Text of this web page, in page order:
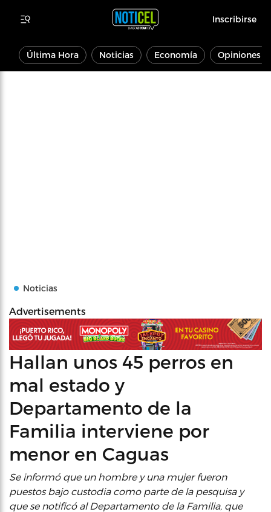
Inscribirse
Última Hora Noticias Economía Opiniones
Noticias
Advertisements
Hallan unos 45 perros en
mal estado y
Departamento de la
Familia interviene por
menor en Caguas
Se informó que un hombre y una mujer fueron
puestos bajo custodia como parte de la pesquisa y
que se notificó al Departamento de la Familia, que